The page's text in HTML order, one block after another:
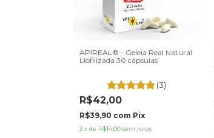
APIREAL® - Geleia Real Natural
Liofilizada 30 cápsulas
(3)
R$42,00
R$39,90 com Pix
3 x de R$14,00 sem juros